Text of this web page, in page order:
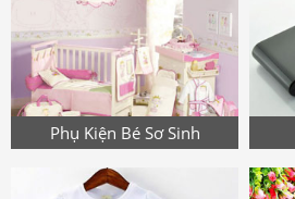
Phụ Kiện Bé Sơ Sinh